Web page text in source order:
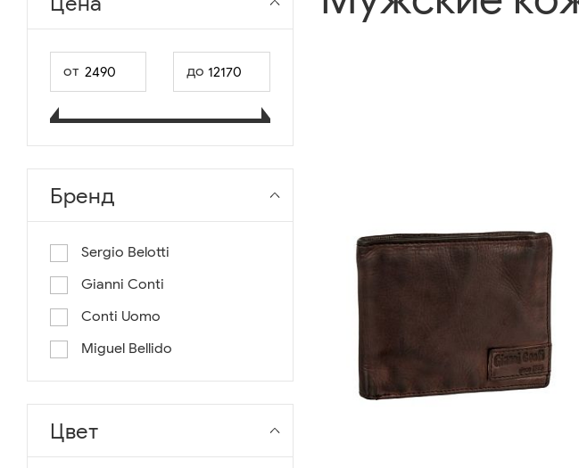
от до
Бренд
Sergio Belotti
Gianni Conti
Conti Uomo
Miguel Bellido
Цвет